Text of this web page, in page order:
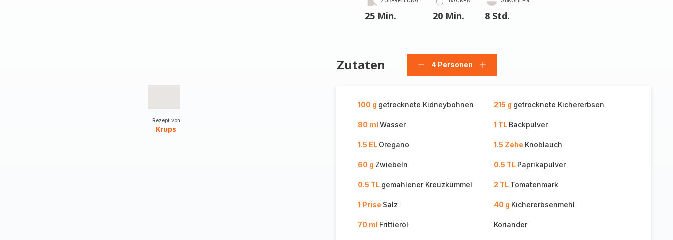
Rezept von
Krups
25 Min. 20 Min. 8 Std.
Zutaten
Personen
4 Personen
Personen
100 g getrocknete Kidneybohnen 215 g getrocknete Kichererbsen
80 ml Wasser 1 TL Backpulver
1.5 EL Oregano 1.5 Zehe Knoblauch
60 g Zwiebeln 0.5 TL Paprikapulver
0.5 TL gemahlener Kreuzkümmel 2 TL Tomatenmark
1 Prise Salz 40 g Kichererbsenmehl
70 ml Frittieröl Koriander